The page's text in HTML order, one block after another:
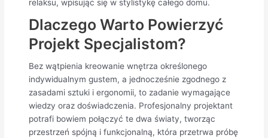
relaksu, wpisując się w stylistykę całego domu.
Dlaczego Warto Powierzyć
Projekt Specjalistom?
Bez wątpienia kreowanie wnętrza określonego
indywidualnym gustem, a jednocześnie zgodnego z
zasadami sztuki i ergonomii, to zadanie wymagające
wiedzy oraz doświadczenia. Profesjonalny projektant
potrafi bowiem połączyć te dwa światy, tworząc
przestrzeń spójną i funkcjonalną, która przetrwa próbę